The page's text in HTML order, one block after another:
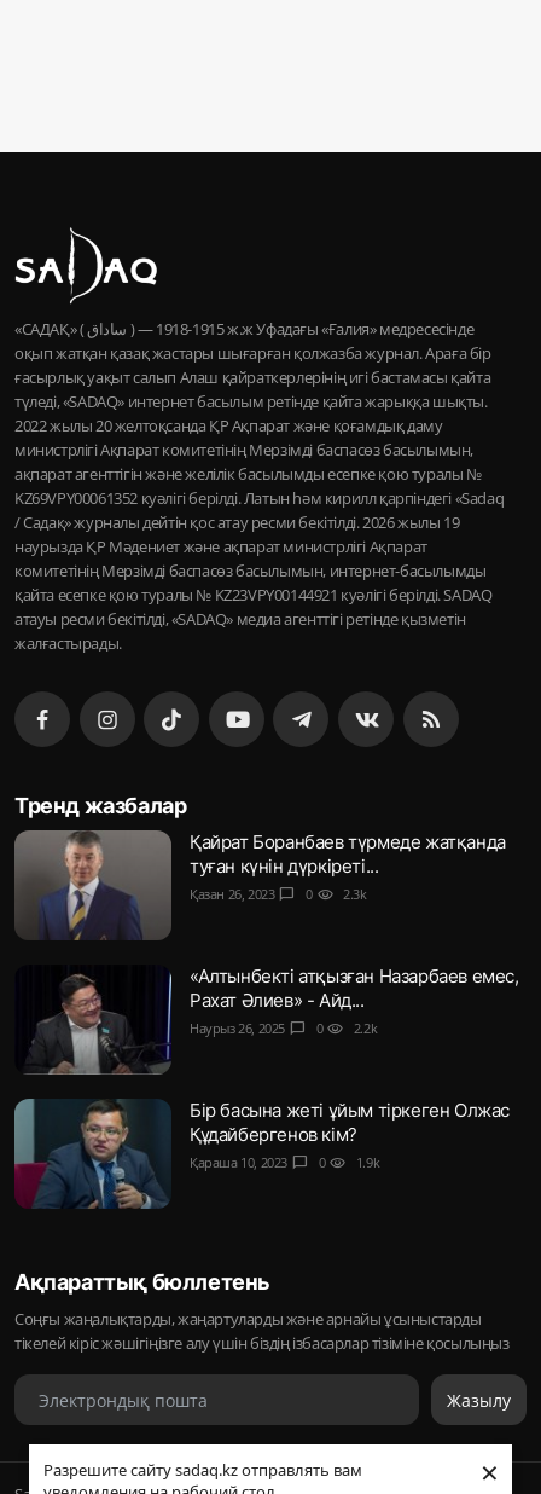
Разрешите сайту sadaq.kz отправлять вам
×
«САДАҚ» ( ساداق ) — 1915-1918 ж.ж Уфадағы «Ғалия» медресесінде
оқып жатқан қазақ жастары шығарған қолжазба журнал. Араға бір
ғасырлық уақыт салып Алаш қайраткерлерінің игі бастамасы қайта
түледі, «SADAQ» интернет басылым ретінде қайта жарыққа шықты.
2022 жылы 20 желтоқсанда ҚР Ақпарат және қоғамдық даму
министрлігі Ақпарат комитетінің Мерзімді баспасөз басылымын,
ақпарат агенттігін және желілік басылымды есепке қою туралы №
KZ69VPY00061352 куәлігі берілді. Латын һәм кирилл қарпіндегі «Sadaq
/ Садақ» журналы дейтін қос атау ресми бекітілді. 2026 жылы 19
наурызда ҚР Мәдениет және ақпарат министрлігі Ақпарат
комитетінің Мерзімді баспасөз басылымын, интернет-басылымды
қайта есепке қою туралы № KZ23VPY00144921 куәлігі берілді. SADAQ
атауы ресми бекітілді, «SADAQ» медиа агенттігі ретінде қызметін
жалғастырады.
Тренд жазбалар
Қайрат Боранбаев түрмеде жатқанда
туған күнін дүркіреті...
Қазан 26, 2023 chat_bubble 0 visibility 2.3k
«Алтынбекті атқызған Назарбаев емес,
Рахат Әлиев» - Айд...
Наурыз 26, 2025 chat_bubble 0 visibility 2.2k
Бір басына жеті ұйым тіркеген Олжас
Құдайбергенов кім?
Қараша 10, 2023 chat_bubble 0 visibility 1.9k
Ақпараттық бюллетень
Соңғы жаңалықтарды, жаңартуларды және арнайы ұсыныстарды
тікелей кіріс жәшігіңізге алу үшін біздің ізбасарлар тізіміне қосылыңыз
Жазылу